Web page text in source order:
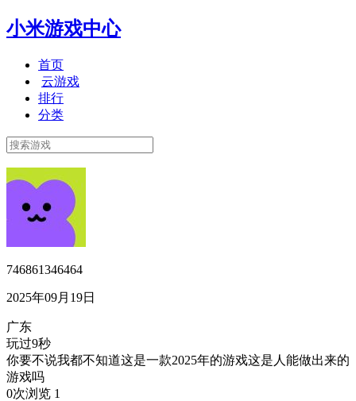
小米游戏中心
首页
云游戏
排行
分类
746861346464
2025年09月19日
广东
玩过9秒
你要不说我都不知道这是一款2025年的游戏这是人能做出来的
游戏吗
0次浏览 1